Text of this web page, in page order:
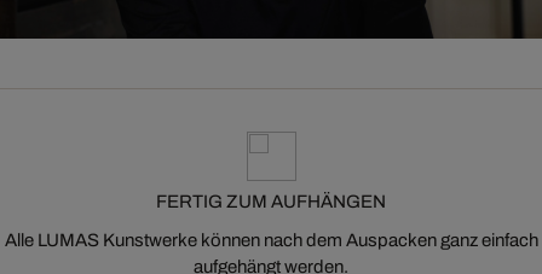
FERTIG ZUM AUFHÄNGEN
Alle LUMAS Kunstwerke können nach dem Auspacken ganz einfach
aufgehängt werden.